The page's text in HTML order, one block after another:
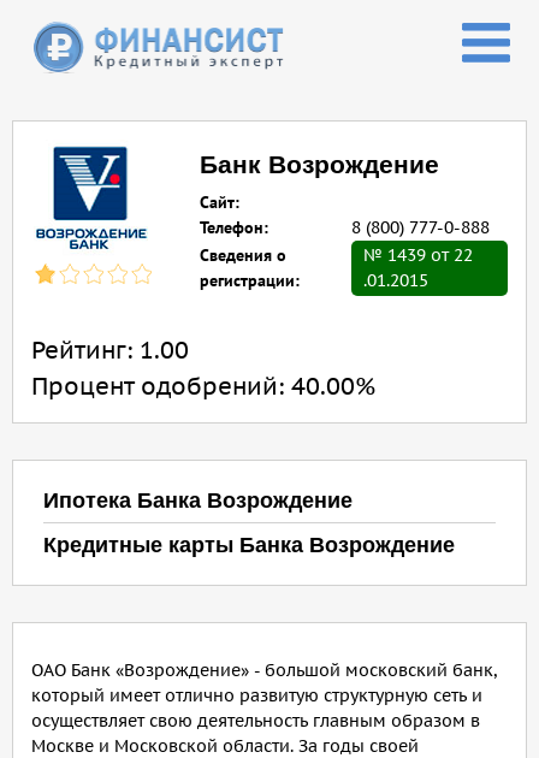
Банк Возрождение
Сайт:
Телефон:
8 (800) 777-0-888
Сведения о
регистрации:
№ 1439 от 22
.01.2015
Рейтинг: 1.00
Процент одобрений: 40.00%
Ипотека Банка Возрождение
Кредитные карты Банка Возрождение
ОАО Банк «Возрождение» - большой московский банк,
который имеет отлично развитую структурную сеть и
осуществляет свою деятельность главным образом в
Москве и Московской области. За годы своей